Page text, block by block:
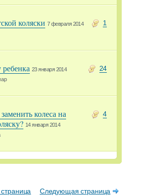
1
коляски 7 февраля 2014
24
23 января 2014
4
колеса на
14 января 2014
Следующая страница